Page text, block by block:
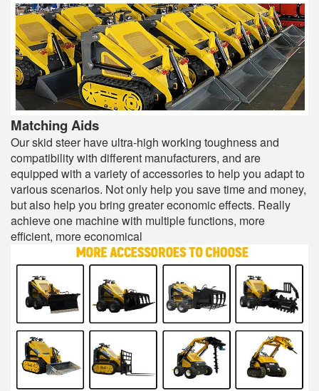
Matching Aids
Our skid steer have ultra-high working toughness and
compatibility with different manufacturers, and are
equipped with a variety of accessories to help you adapt to
various scenarios. Not only help you save time and money,
but also help you bring greater economic effects. Really
achieve one machine with multiple functions, more
efficient, more economical